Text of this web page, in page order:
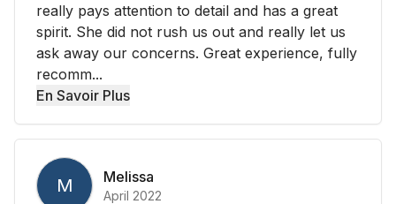
really pays attention to detail and has a great
spirit. She did not rush us out and really let us
ask away our concerns. Great experience, fully
recomm...
En Savoir Plus
M Melissa
April 2022